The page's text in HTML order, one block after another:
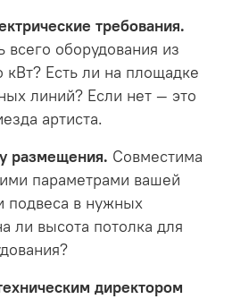
требования.
оборудования из
кВт? Есть ли на площадке
линий? Если нет — это
артиста.
размещения. Совместима
параметрами вашей
подвеса в нужных
ли высота потолка для
директором